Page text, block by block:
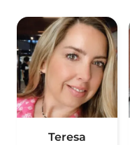
Teresa